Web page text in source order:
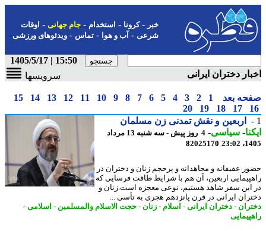
-کرونا-استخدام- جام جهانی-اوقات
شرعی-آب و هوا-تماس-ویدئوهای ورزشی
15:50 | 1405/5/17
دختران ایرانی
سرویسها
بعد 1
2
3
4
5
6
7
8
9
10
11
12
13
14
15
17
18
19
20
اربعین و نقش تمدنی زن مسلمان
-سیاسی-
4 روز پیش - سه شنبه 13 مرداد
82025170
عفیفانه و مجاهدانه و پرحجم زنان و دختران در
اربعین، آن هم با شرایط طاقت فرسایی که
سفر شاهد هستیم، نوعی معجزه است.زنان و
ایرانی در قرن پانزدهم هجری به تأسی ...
- دختران ایرانی- اسلام-زنان -حجت الاسلام والمسلمین-اسلامی-